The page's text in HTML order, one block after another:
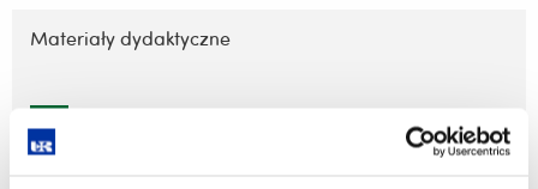
Materiały dydaktyczne